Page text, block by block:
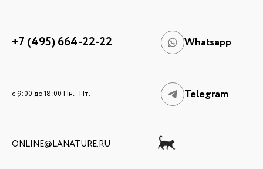
+7 (495) 664-22-22 Whatsapp
c 9:00 до 18:00 Пн. - Пт. Telegram
ONLINE@LANATURE.RU